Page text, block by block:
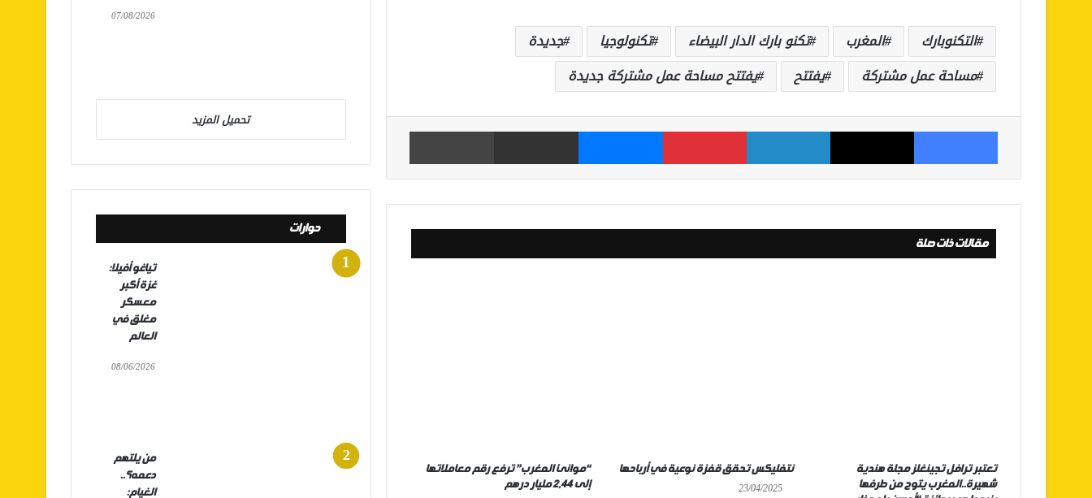
التكنوبارك المغرب تكنو بارك الدار البيضاء تكنولوجيا
جديدة
مساحة عمل مشتركة
يفتتح يفتتح مساحة عمل مشتركة جديدة
فيسبوك ‫X لينكدإن بينتيريست ماسنجر مشاركة عبر البريد
مقالات ذات صلة
تعتبر ترافل تجينغلز مجلة هندية
شهيرة..المغرب يتوج من طرفها
نتفليكس تحقق قفزة نوعية في أرباحها
23/04/2025
“موانئ المغرب” ترفع رقم معاملاتها
إلى 2,44 مليار درهم
07/08/2026
تحميل المزيد
حوارات
تياغو أفيلا:
غزة أكبر
معسكر
مغلق في
العالم
08/06/2026
من يلتهم
دعمه؟..
الغيام: